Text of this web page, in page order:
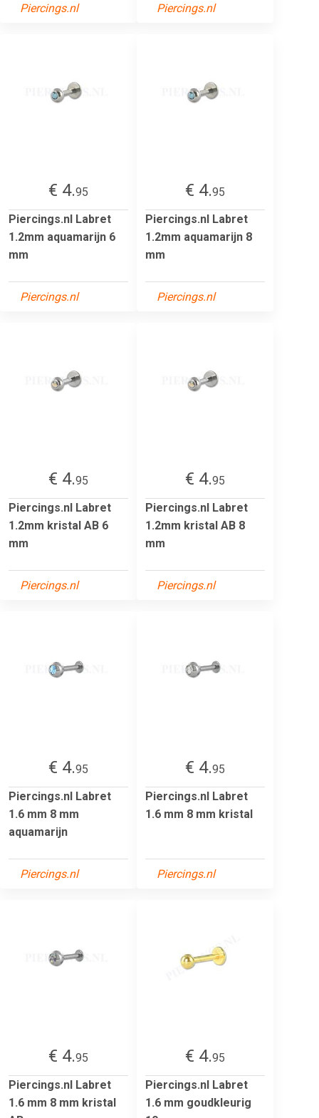
Piercings.nl Piercings.nl
€ 4.95
Piercings.nl Labret
1.2mm aquamarijn 6
mm
Piercings.nl
€ 4.95
Piercings.nl Labret
1.2mm aquamarijn 8
mm
Piercings.nl
€ 4.95
Piercings.nl Labret
1.2mm kristal AB 6
mm
Piercings.nl
€ 4.95
Piercings.nl Labret
1.2mm kristal AB 8
mm
Piercings.nl
€ 4.95
Piercings.nl Labret
1.6 mm 8 mm
aquamarijn
Piercings.nl
€ 4.95
Piercings.nl Labret
1.6 mm 8 mm kristal
Piercings.nl
€ 4.95
Piercings.nl Labret
1.6 mm 8 mm kristal
€ 4.95
Piercings.nl Labret
1.6 mm goudkleurig